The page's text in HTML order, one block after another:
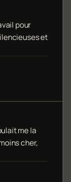
pour
et
me la
cher,